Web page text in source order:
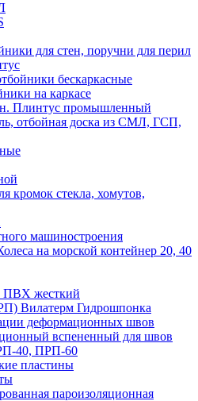
для стен, поручни для перил
бескаркасные
на каркасе
Плинтус промышленный
отбойная доска из СМЛ, ГСП,
кромок стекла, хомутов,
машиностроения
на морской контейнер 20, 40
ПВХ жесткий
Вилатерм Гидрошпонка
деформационных швов
вспененный для швов
40, ПРП-60
пластины
пароизоляционная